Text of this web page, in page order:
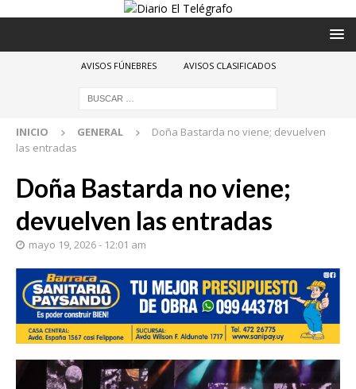
AVISOS FÚNEBRES AVISOS CLASIFICADOS
INICIO GENERAL
Doña Bastarda no viene; devuelven
las entradas
Doña Bastarda no viene;
devuelven las entradas
mayo 19, 2026 - 12:01 am